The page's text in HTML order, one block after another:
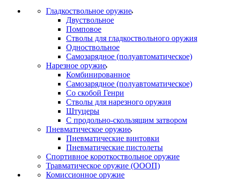
Гладкоствольное оружие
Двуствольное
Помповое
Стволы для гладкоствольного оружия
Одноствольное
Самозарядное (полуавтоматическое)
Нарезное оружие
Комбинированное
Самозарядное (полуавтоматическое)
Со скобой Генри
Стволы для нарезного оружия
Штуцеры
С продольно-скользящим затвором
Пневматическое оружие
Пневматические винтовки
Пневматические пистолеты
Спортивное короткоствольное оружие
Травматическое оружие (ОООП)
Комиссионное оружие